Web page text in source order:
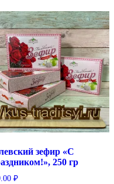
зефир «С
250 гр
₽